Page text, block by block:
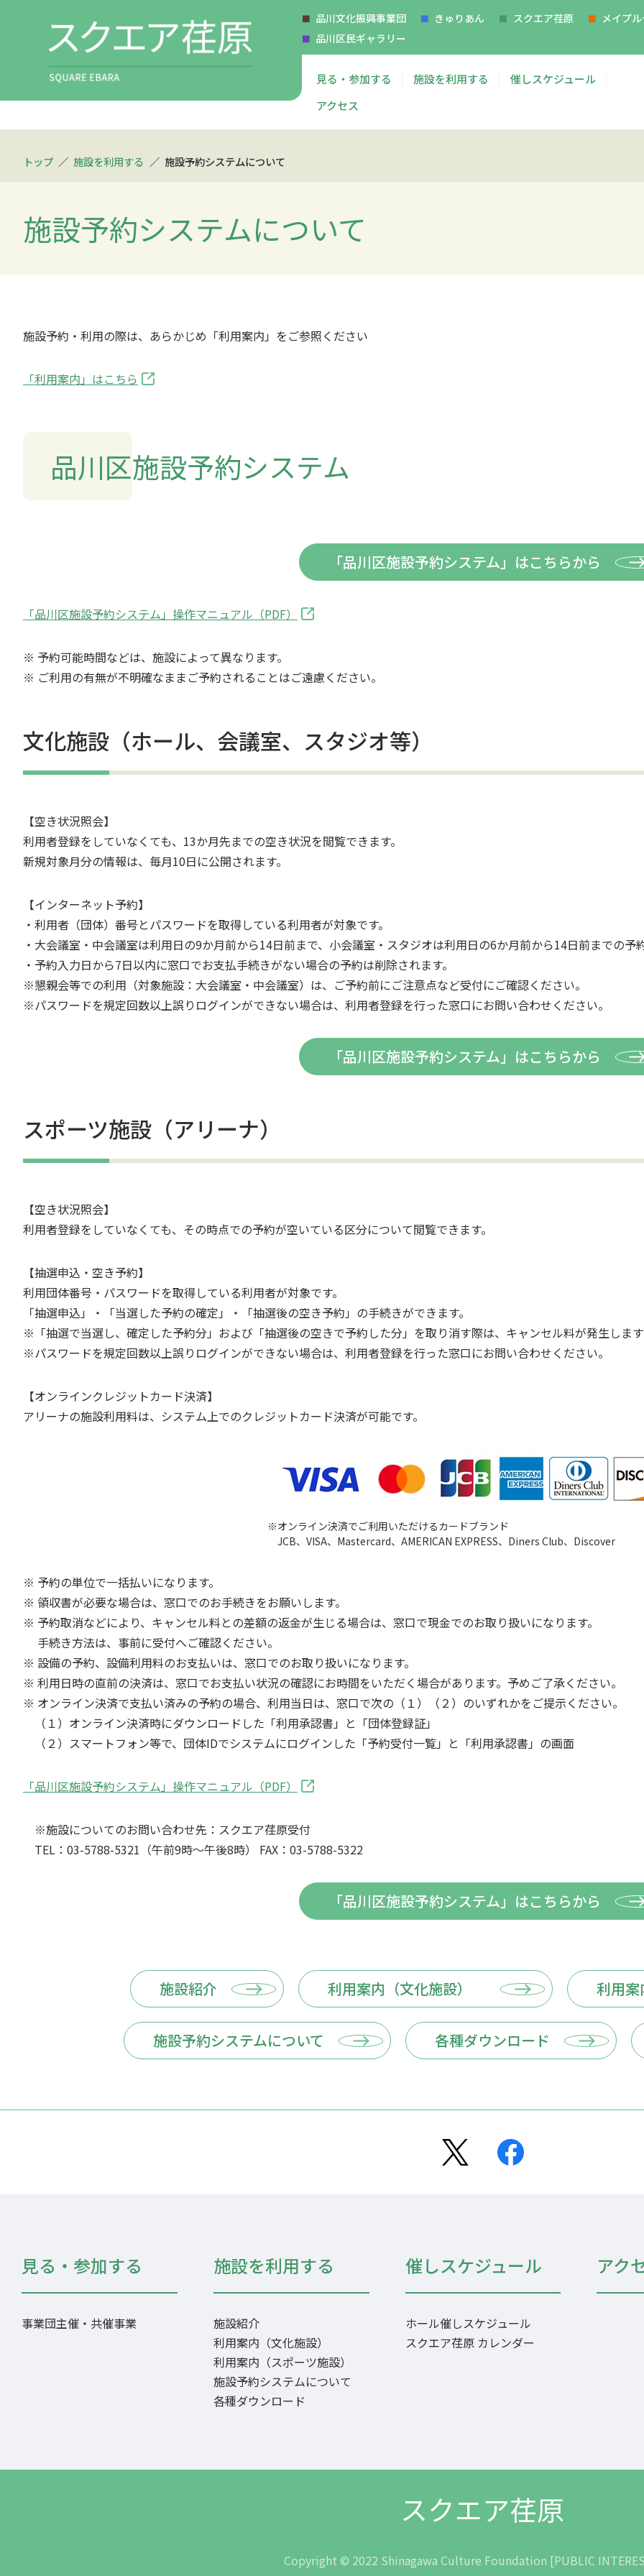
品川文化振興事業団 きゅりあん スクエア荏原 メイプ
品川区民ギャラリー
見る・参加する 施設を利用する
催しスケジュール
アクセス
トップ 施設を利用する 施設予約システムについて
施設予約システムについて
施設予約・利用の際は、あらかじめ「利用案内」をご参照ください
「利用案内」はこちら
品川区施設予約システム
「品川区施設予約システム」はこちらから
「品川区施設予約システム」操作マニュアル（PDF）
※ 予約可能時間などは、施設によって異なります。
※ ご利用の有無が不明確なままご予約されることはご遠慮ください。
文化施設（ホール、会議室、スタジオ等）
【空き状況照会】
利用者登録をしていなくても、13か月先までの空き状況を閲覧できます。
新規対象月分の情報は、毎月10日に公開されます。
【インターネット予約】
・利用者（団体）番号とパスワードを取得している利用者が対象です。
・大会議室・中会議室は利用日の9か月前から14日前まで、小会議室・スタジオは利用日の6か月前から14日前までの予
・予約入力日から7日以内に窓口でお支払手続きがない場合の予約は削除されます。
※懇親会等での利用（対象施設：大会議室・中会議室）は、ご予約前にご注意点など受付にご確認ください。
※パスワードを規定回数以上誤りログインができない場合は、利用者登録を行った窓口にお問い合わせください。
「品川区施設予約システム」はこちらから
スポーツ施設（アリーナ）
【空き状況照会】
利用者登録をしていなくても、その時点での予約が空いている区分について閲覧できます。
【抽選申込・空き予約】
利用団体番号・パスワードを取得している利用者が対象です。
「抽選申込」・「当選した予約の確定」・「抽選後の空き予約」の手続きができます。
※「抽選で当選し、確定した予約分」および「抽選後の空きで予約した分」を取り消す際は、キャンセル料が発生します
※パスワードを規定回数以上誤りログインができない場合は、利用者登録を行った窓口にお問い合わせください。
【オンラインクレジットカード決済】
アリーナの施設利用料は、システム上でのクレジットカード決済が可能です。
※オンライン決済でご利用いただけるカードブランド
JCB、VISA、Mastercard、AMERICAN EXPRESS、Diners Club、Discover
※ 予約の単位で一括払いになります。
※ 領収書が必要な場合は、窓口でのお手続きをお願いします。
※ 予約取消などにより、キャンセル料との差額の返金が生じる場合は、窓口で現金でのお取り扱いになります。
手続き方法は、事前に受付へご確認ください。
※ 設備の予約、設備利用料のお支払いは、窓口でのお取り扱いになります。
※ 利用日時の直前の決済は、窓口でお支払い状況の確認にお時間をいただく場合があります。予めご了承ください。
※ オンライン決済で支払い済みの予約の場合、利用当日は、窓口で次の（１）（２）のいずれかをご提示ください。
（１）オンライン決済時にダウンロードした「利用承認書」と「団体登録証」
（２）スマートフォン等で、団体IDでシステムにログインした「予約受付一覧」と「利用承認書」の画面
「品川区施設予約システム」操作マニュアル（PDF）
※施設についてのお問い合わせ先：スクエア荏原受付
TEL：03-5788-5321（午前9時～午後8時） FAX：03-5788-5322
「品川区施設予約システム」はこちらから
施設紹介 利用案内（文化施設） 利用案
施設予約システムについて 各種ダウンロード
見る・参加する
事業団主催・共催事業
施設を利用する
施設紹介
利用案内（文化施設）
利用案内（スポーツ施設）
施設予約システムについて
各種ダウンロード
催しスケジュール
ホール催しスケジュール
スクエア荏原 カレンダー
アク
Copyright © 2022 Shinagawa Culture Foundation [PUBLIC